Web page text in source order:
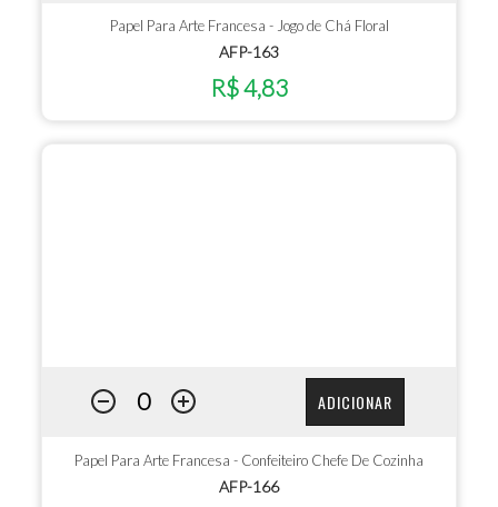
Papel Para Arte Francesa - Jogo de Chá Floral
AFP-163
R$ 4,83
ADICIONAR
Papel Para Arte Francesa - Confeiteiro Chefe De Cozinha
AFP-166